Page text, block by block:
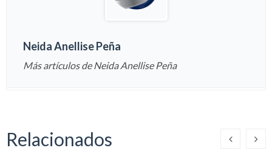
Neida Anellise Peña
Más artículos de Neida Anellise Peña
Relacionados